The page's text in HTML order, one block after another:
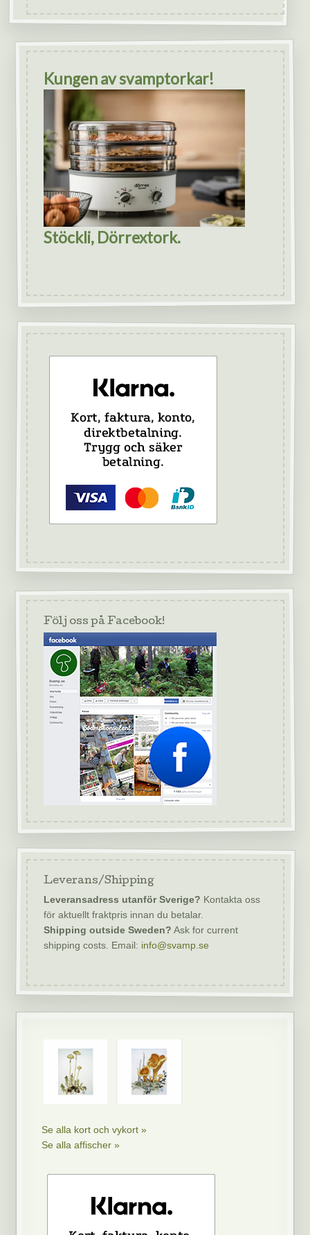
Kungen av svamptorkar!
Stöckli, Dörrextork.
Följ oss på Facebook!
Leverans/Shipping
Leveransadress utanför Sverige? Kontakta oss
för aktuellt fraktpris innan du betalar.
Shipping outside Sweden? Ask for current
shipping costs. Email: info@svamp.se
Se alla kort och vykort »
Se alla affischer »